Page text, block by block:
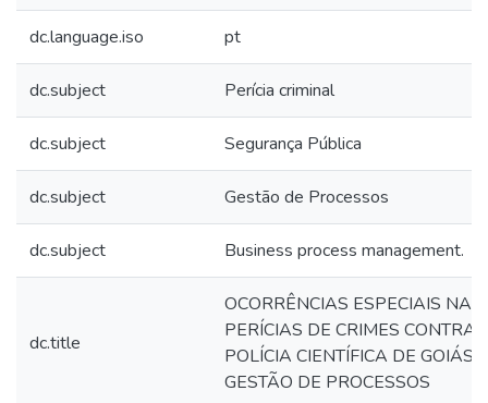
dc.language.iso pt
dc.subject Perícia criminal
dc.subject Segurança Pública
dc.subject Gestão de Processos
dc.subject Business process management.
dc.title
OCORRÊNCIAS ESPECIAIS NA
PERÍCIAS DE CRIMES CONTRA
POLÍCIA CIENTÍFICA DE GOIÁS
GESTÃO DE PROCESSOS